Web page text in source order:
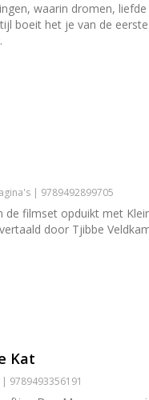
waarin dromen,
boeit het je van de
| 9789492899705
filmset opduikt met
door Tjibbe
Kat
9789493356191